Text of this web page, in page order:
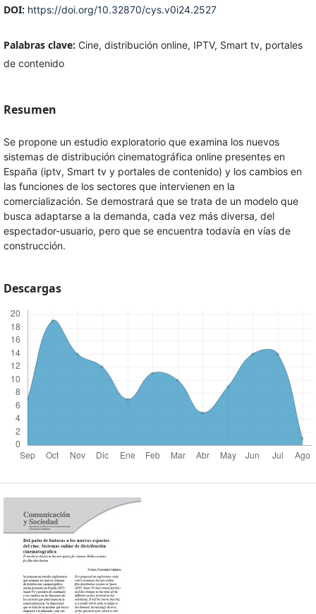
DOI: https://doi.org/10.32870/cys.v0i24.2527
Palabras clave: Cine, distribución online, IPTV, Smart tv, portales
de contenido
Resumen
Se propone un estudio exploratorio que examina los nuevos
sistemas de distribución cinematográfica online presentes en
España (iptv, Smart tv y portales de contenido) y los cambios en
las funciones de los sectores que intervienen en la
comercialización. Se demostrará que se trata de un modelo que
busca adaptarse a la demanda, cada vez más diversa, del
espectador-usuario, pero que se encuentra todavía en vías de
construcción.
Descargas